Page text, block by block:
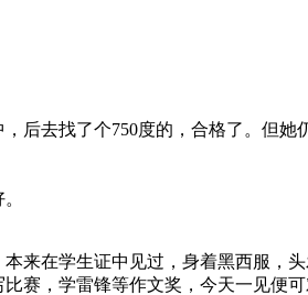
后去找了个750度的，合格了。但
来在学生证中见过，身着黑西服，
赛，学雷锋等作文奖，今天一见便